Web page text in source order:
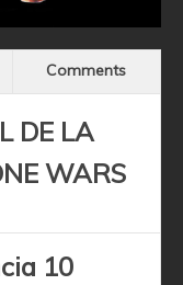
Comments
DE LA
WARS
10